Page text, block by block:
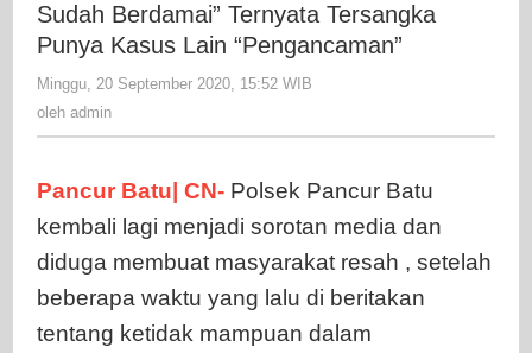
Batu
Tangguhkan
Kasus
“Alasan
Berdamai”
Ternyata
Tersangka
Punya
Kasus
Lain
Sudah Berdamai” Ternyata Tersangka
Punya Kasus Lain “Pengancaman”
Minggu, 20 September 2020, 15:52 WIB
oleh admin
Pancur Batu| CN- Polsek Pancur Batu
kembali lagi menjadi sorotan media dan
diduga membuat masyarakat resah , setelah
beberapa waktu yang lalu di beritakan
tentang ketidak mampuan dalam